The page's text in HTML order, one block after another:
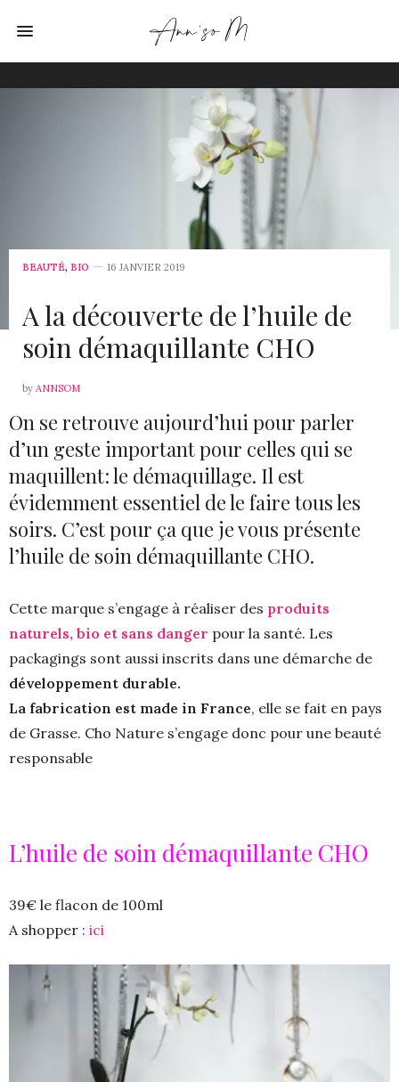
BEAUTÉ, BIO 16 JANVIER 2019
A la découverte de l’huile de
soin démaquillante CHO
by ANNSOM
On se retrouve aujourd’hui pour parler
d’un geste important pour celles qui se
maquillent: le démaquillage. Il est
évidemment essentiel de le faire tous les
soirs. C’est pour ça que je vous présente
l’huile de soin démaquillante CHO.
Cette marque s’engage à réaliser des produits
naturels, bio et sans danger pour la santé. Les
packagings sont aussi inscrits dans une démarche de
développement durable.
La fabrication est made in France, elle se fait en pays
de Grasse. Cho Nature s’engage donc pour une beauté
responsable
L’huile de soin démaquillante CHO
39€ le flacon de 100ml
A shopper : ici